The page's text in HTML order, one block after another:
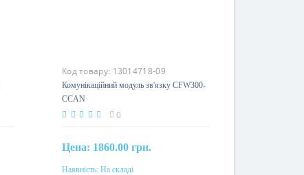
Код товару: 13014718-09
Комунікаційний модуль зв'язку CFW300-
CCAN
0
Цена: 1860.00 грн.
Купити
Наявність: На складі